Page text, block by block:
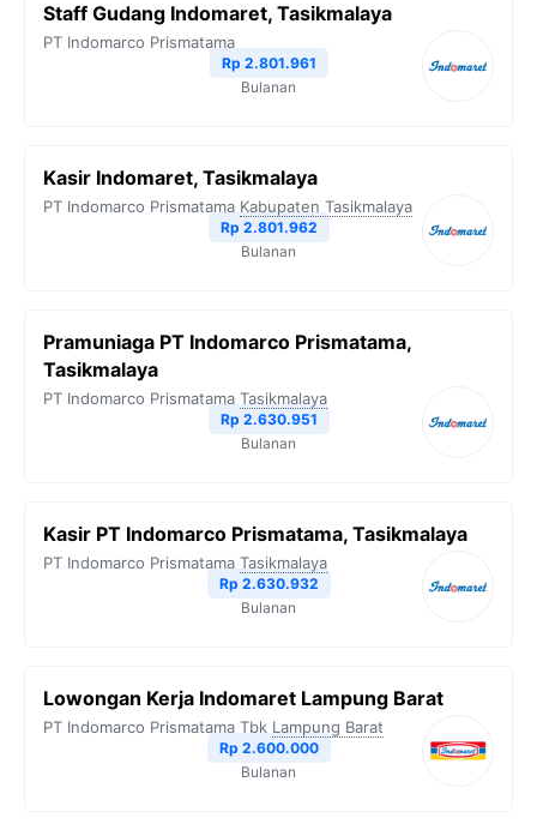
Staff Gudang Indomaret, Tasikmalaya
PT Indomarco Prismatama
Rp 2.801.961
Bulanan
Kasir Indomaret, Tasikmalaya
PT Indomarco Prismatama Kabupaten Tasikmalaya
Rp 2.801.962
Bulanan
Pramuniaga PT Indomarco Prismatama,
Tasikmalaya
PT Indomarco Prismatama Tasikmalaya
Rp 2.630.951
Bulanan
Kasir PT Indomarco Prismatama, Tasikmalaya
PT Indomarco Prismatama Tasikmalaya
Rp 2.630.932
Bulanan
Lowongan Kerja Indomaret Lampung Barat
PT Indomarco Prismatama Tbk Lampung Barat
Rp 2.600.000
Bulanan